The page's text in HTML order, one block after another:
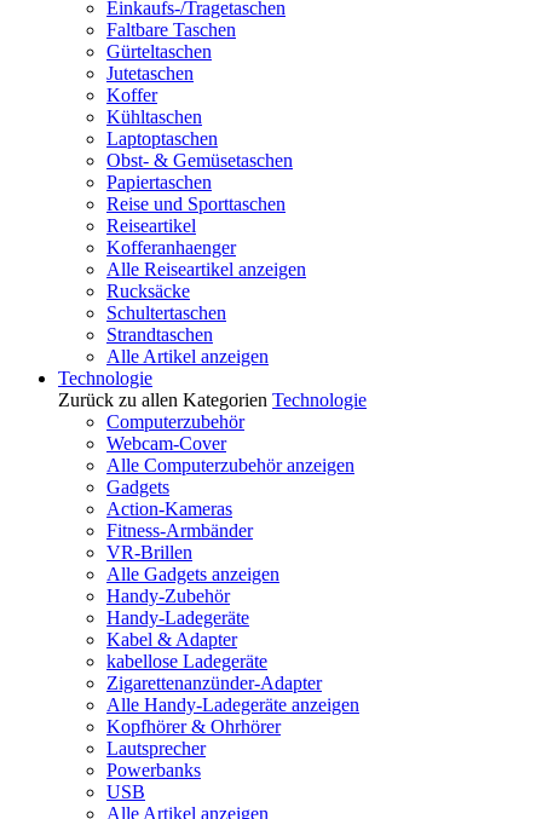
Einkaufs-/Tragetaschen
Faltbare Taschen
Gürteltaschen
Jutetaschen
Koffer
Kühltaschen
Laptoptaschen
Obst- & Gemüsetaschen
Papiertaschen
Reise und Sporttaschen
Reiseartikel
Kofferanhaenger
Alle Reiseartikel anzeigen
Rucksäcke
Schultertaschen
Strandtaschen
Alle Artikel anzeigen
Technologie
Zurück zu allen Kategorien Technologie
Computerzubehör
Webcam-Cover
Alle Computerzubehör anzeigen
Gadgets
Action-Kameras
Fitness-Armbänder
VR-Brillen
Alle Gadgets anzeigen
Handy-Zubehör
Handy-Ladegeräte
Kabel & Adapter
kabellose Ladegeräte
Zigarettenanzünder-Adapter
Alle Handy-Ladegeräte anzeigen
Kopfhörer & Ohrhörer
Lautsprecher
Powerbanks
USB
Alle Artikel anzeigen